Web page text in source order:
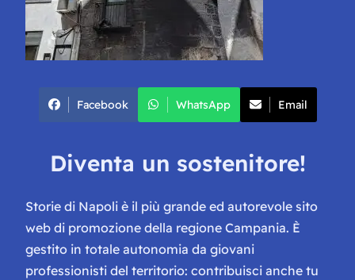
Facebook WhatsApp Email
Diventa un sostenitore!
Storie di Napoli è il più grande ed autorevole sito
web di promozione della regione Campania. È
gestito in totale autonomia da giovani
professionisti del territorio: contribuisci anche tu